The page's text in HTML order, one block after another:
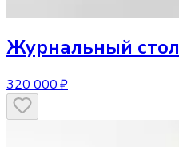
Журнальный стол
320 000 ₽